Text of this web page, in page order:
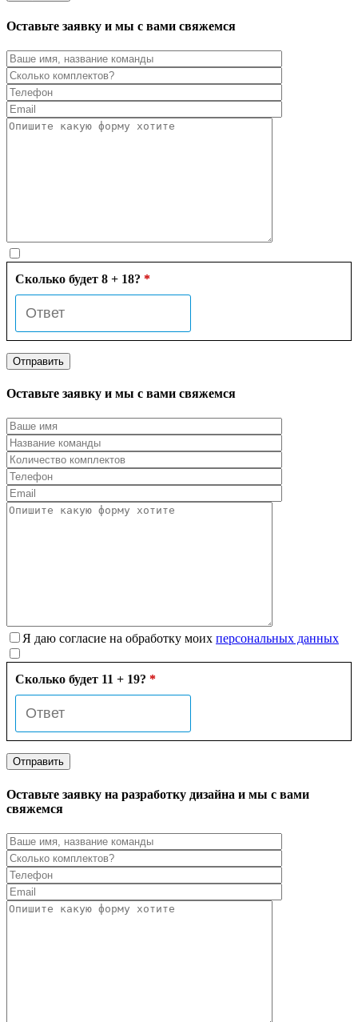
Оставьте заявку и мы с вами свяжемся
Сколько будет 8 + 18? *
Оставьте заявку и мы с вами свяжемся
Я даю согласие на обработку моих персональных данных
Сколько будет 11 + 19? *
Оставьте заявку на разработку дизайна и мы с вами
свяжемся